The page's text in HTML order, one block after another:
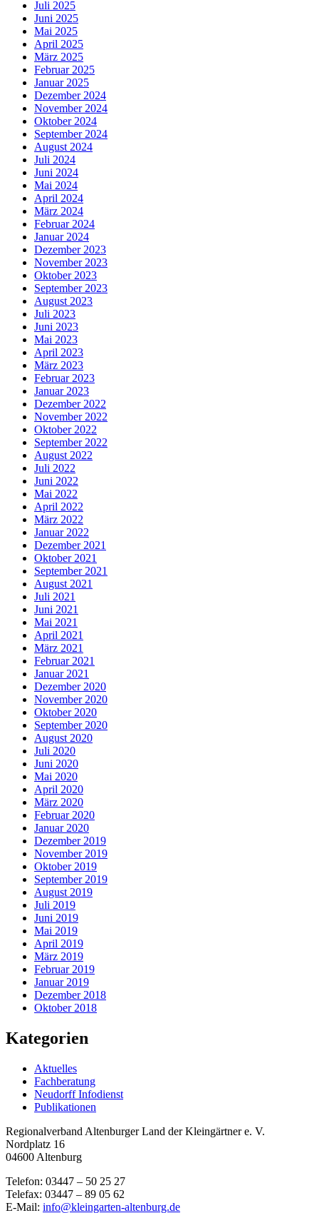
Juli 2025
Juni 2025
Mai 2025
April 2025
März 2025
Februar 2025
Januar 2025
Dezember 2024
November 2024
Oktober 2024
September 2024
August 2024
Juli 2024
Juni 2024
Mai 2024
April 2024
März 2024
Februar 2024
Januar 2024
Dezember 2023
November 2023
Oktober 2023
September 2023
August 2023
Juli 2023
Juni 2023
Mai 2023
April 2023
März 2023
Februar 2023
Januar 2023
Dezember 2022
November 2022
Oktober 2022
September 2022
August 2022
Juli 2022
Juni 2022
Mai 2022
April 2022
März 2022
Januar 2022
Dezember 2021
Oktober 2021
September 2021
August 2021
Juli 2021
Juni 2021
Mai 2021
April 2021
März 2021
Februar 2021
Januar 2021
Dezember 2020
November 2020
Oktober 2020
September 2020
August 2020
Juli 2020
Juni 2020
Mai 2020
April 2020
März 2020
Februar 2020
Januar 2020
Dezember 2019
November 2019
Oktober 2019
September 2019
August 2019
Juli 2019
Juni 2019
Mai 2019
April 2019
März 2019
Februar 2019
Januar 2019
Dezember 2018
Oktober 2018
Kategorien
Aktuelles
Fachberatung
Neudorff Infodienst
Publikationen
Regionalverband Altenburger Land der Kleingärtner e. V.
Nordplatz 16
04600 Altenburg
Telefon: 03447 – 50 25 27
Telefax: 03447 – 89 05 62
E-Mail: info@kleingarten-altenburg.de